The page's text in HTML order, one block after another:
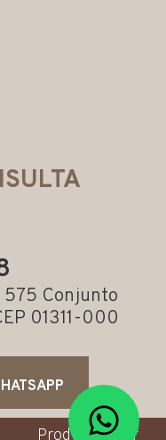
575 Conjunto
01311-000
Produzido por